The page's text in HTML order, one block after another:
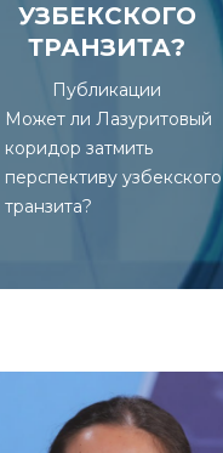
УЗБЕКСКОГО
ТРАНЗИТА?
Публикации
Может ли Лазуритовый
коридор затмить
перспективу узбекского
транзита?